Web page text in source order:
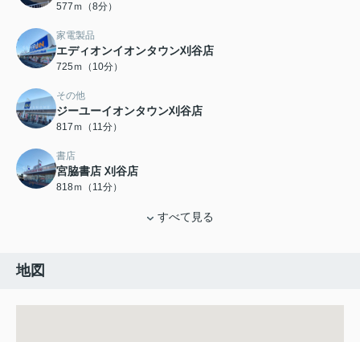
577ｍ（8分）
家電製品
エディオンイオンタウン刈谷店
725ｍ（10分）
その他
ジーユーイオンタウン刈谷店
817ｍ（11分）
書店
宮脇書店 刈谷店
818ｍ（11分）
すべて見る
地図